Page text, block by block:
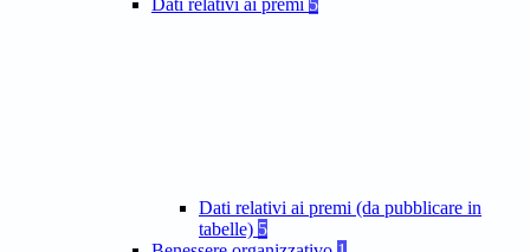
Dati relativi ai premi 5
Dati relativi ai premi (da pubblicare in
tabelle) 5